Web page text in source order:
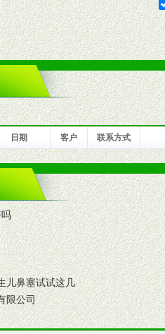
滞销品给予
服务咨询中
复您的疑问。
突发性产品
录并合理妥
理各区销售
果显着的案
（全国各地）
日期 客户 联系方式
儿鼻塞试试这几
限公司